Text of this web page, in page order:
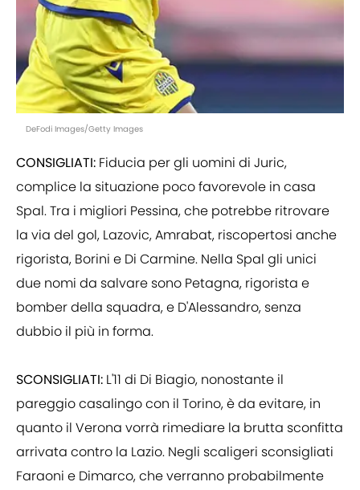
DeFodi Images/Getty Images
CONSIGLIATI: Fiducia per gli uomini di Juric,
complice la situazione poco favorevole in casa
Spal. Tra i migliori Pessina, che potrebbe ritrovare
la via del gol, Lazovic, Amrabat, riscopertosi anche
rigorista, Borini e Di Carmine. Nella Spal gli unici
due nomi da salvare sono Petagna, rigorista e
bomber della squadra, e D'Alessandro, senza
dubbio il più in forma.
SCONSIGLIATI: L'11 di Di Biagio, nonostante il
pareggio casalingo con il Torino, è da evitare, in
quanto il Verona vorrà rimediare la brutta sconfitta
arrivata contro la Lazio. Negli scaligeri sconsigliati
Faraoni e Dimarco, che verranno probabilmente